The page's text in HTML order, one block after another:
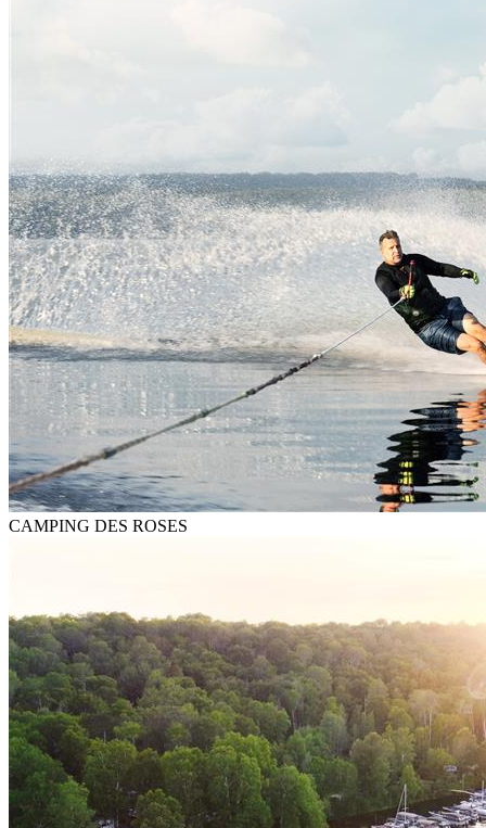
CAMPING DES ROSES